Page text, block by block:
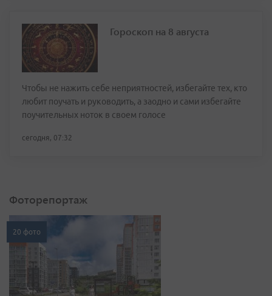
Гороскоп на 8 августа
Чтобы не нажить себе неприятностей, избегайте тех, кто
любит поучать и руководить, а заодно и сами избегайте
поучительных ноток в своем голосе
сегодня, 07:32
Фоторепортаж
20 фото